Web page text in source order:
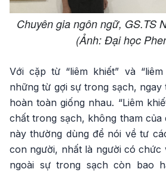
Chuyên gia ngôn ngữ, GS.TS
(Ảnh: Đại học
Với cặp từ “liêm khiết” và
những từ gợi sự trong sạch,
hoàn toàn giống nhau. “Liêm
chất trong sạch, không tham của
này thường dùng để nói về tư
con người, nhất là người có chức
ngoài sự trong sạch còn bao